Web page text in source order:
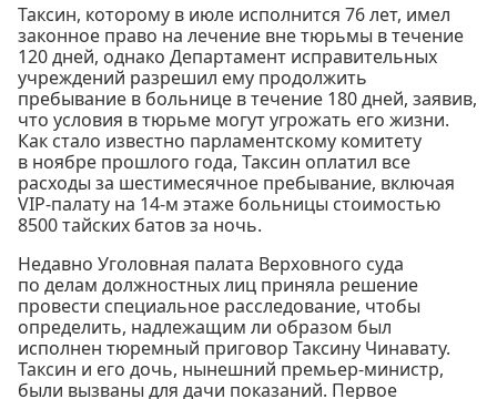
Таксин, которому в июле исполнится 76 лет, имел
законное право на лечение вне тюрьмы в течение
120 дней, однако Департамент исправительных
учреждений разрешил ему продолжить
пребывание в больнице в течение 180 дней, заявив,
что условия в тюрьме могут угрожать его жизни.
Как стало известно парламентскому комитету
в ноябре прошлого года, Таксин оплатил все
расходы за шестимесячное пребывание, включая
VIP-палату на 14-м этаже больницы стоимостью
8500 тайских батов за ночь.
Недавно Уголовная палата Верховного суда
по делам должностных лиц приняла решение
провести специальное расследование, чтобы
определить, надлежащим ли образом был
исполнен тюремный приговор Таксину Чинавату.
Таксин и его дочь, нынешний премьер-министр,
были вызваны для дачи показаний. Первое